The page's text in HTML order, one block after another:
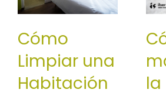
Cómo
Limpiar una
Habitación
la